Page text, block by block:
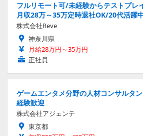
フルリモート可/未経験からテストプレ
月収28万～35万定時退社OK/20代活躍
株式会社Reve
神奈川県
月給28万円～35万円
正社員
ゲームエンタメ分野の人材コンサルタ
経験歓迎
株式会社アジェンテ
東京都